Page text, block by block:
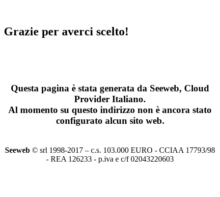
Grazie per averci scelto!
Questa pagina è stata generata da Seeweb, Cloud
Provider Italiano.
Al momento su questo indirizzo non è ancora stato
configurato alcun sito web.
Seeweb © srl 1998-2017 – c.s. 103.000 EURO - CCIAA 17793/98
- REA 126233 - p.iva e c/f 02043220603